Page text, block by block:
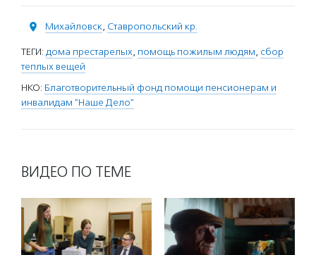
Михайловск, Ставропольский кр.
ТЕГИ: дома престарелых, помощь пожилым людям, сбор
теплых вещей
НКО: Благотворительный фонд помощи пенсионерам и
инвалидам "Наше Дело"
ВИДЕО ПО ТЕМЕ